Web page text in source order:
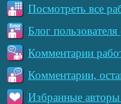
Посмотреть все
Блог
Комментарии
Комментарии,
Избранные авторы